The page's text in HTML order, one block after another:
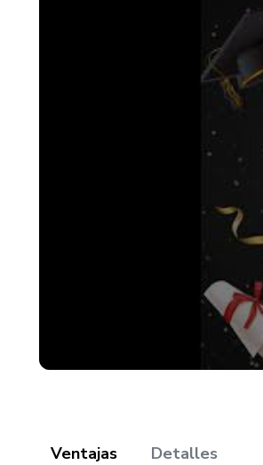
- PACK
-
MIRA
Ventajas Detalles